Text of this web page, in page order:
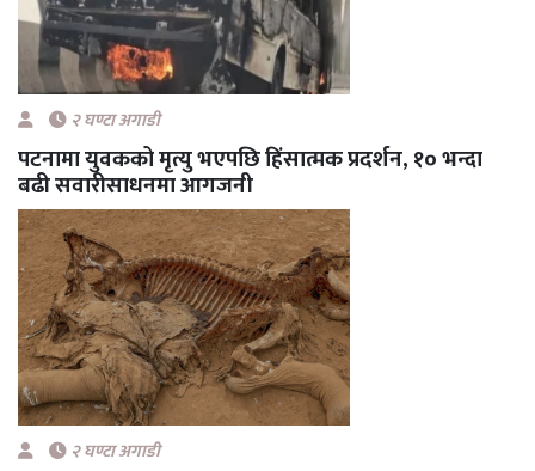
२ घण्टा अगाडी
पटनामा युवकको मृत्यु भएपछि हिंसात्मक प्रदर्शन, १० भन्दा
बढी सवारीसाधनमा आगजनी
२ घण्टा अगाडी